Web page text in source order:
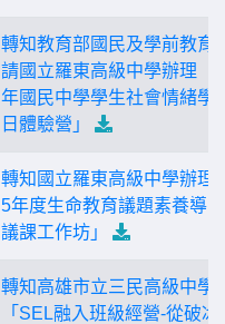
轉知教育部國民及學前教育
請國立羅東高級中學辦理「
年國民中學學生社會情緒學
日體驗營」
轉知國立羅東高級中學辦理
5年度生命教育議題素養導
議課工作坊」
轉知高雄市立三民高級中學
「SEL融入班級經營-從破冰